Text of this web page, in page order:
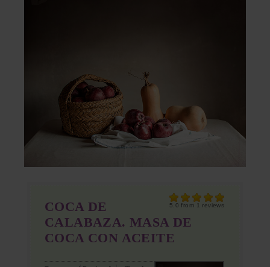
5.0 from 1 reviews
COCA DE
CALABAZA. MASA DE
COCA CON ACEITE